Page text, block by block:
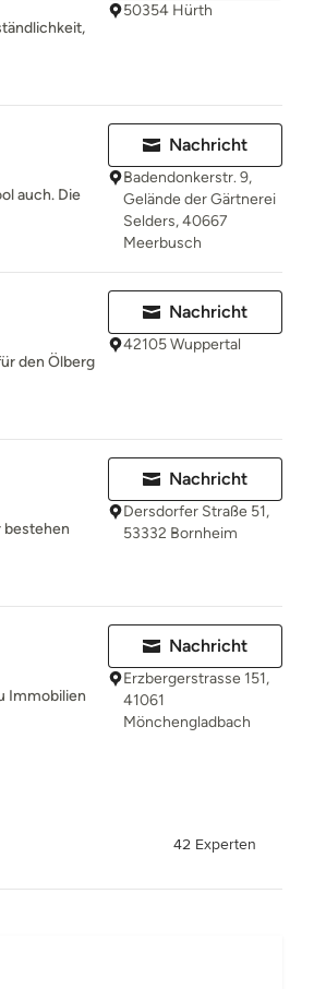
50354 Hürth
auch. Die
Nachricht
Badendonkerstr. 9,
Gelände der Gärtnerei
Selders, 40667
Meerbusch
den Ölberg
Nachricht
42105 Wuppertal
bestehen
Nachricht
Dersdorfer Straße 51,
53332 Bornheim
Immobilien
Nachricht
Erzbergerstrasse 151,
41061
Mönchengladbach
42 Experten